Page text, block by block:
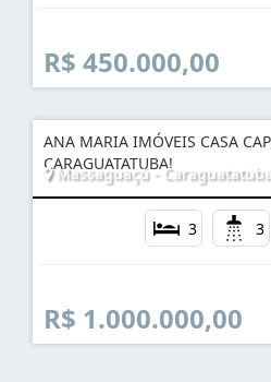
R$ 450.000,00
ANA MARIA IMÓVEIS CASA
CARAGUATATUBA!
Massaguaçú -
3 3
R$ 1.000.000,00